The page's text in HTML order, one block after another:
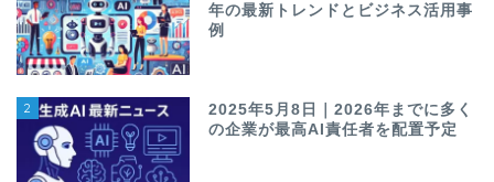
年の最新トレンドとビジネス活用事
例
2
2025年5月8日｜2026年までに多く
の企業が最高AI責任者を配置予定